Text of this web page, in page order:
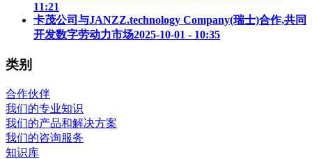
11:21
卡茂公司与JANZZ.technology Company(瑞士)合作,共同
开发数字劳动力市场2025-10-01 - 10:35
类别
合作伙伴
我们的专业知识
我们的产品和解决方案
我们的咨询服务
知识库